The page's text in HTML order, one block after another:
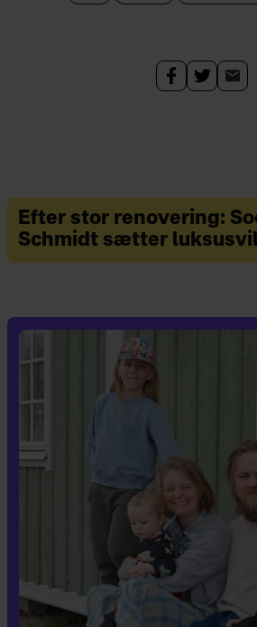
Efter stor renovering:
Schmidt sætter